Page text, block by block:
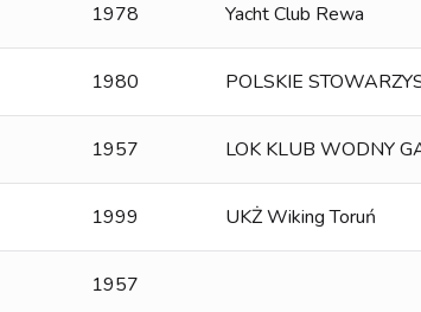
1978 Yacht Club Rewa
1980 POLSKIE
1957 LOK KLUB WODNY
1999 UKŻ Wiking Toruń
1957